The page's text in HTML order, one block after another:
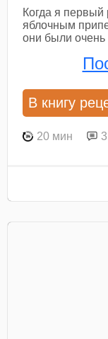
Когда я первый
яблочным
они были очень
В книгу
20 мин 3